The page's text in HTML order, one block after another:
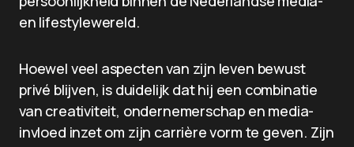
en lifestylewereld.
Hoewel veel aspecten van zijn leven bewust
privé blijven, is duidelijk dat hij een combinatie
van creativiteit, ondernemerschap en media-
invloed inzet om zijn carrière vorm te geven. Zijn